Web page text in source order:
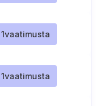
1vaatimusta
1vaatimusta